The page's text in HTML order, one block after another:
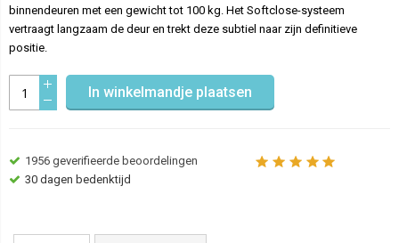
binnendeuren met een gewicht tot 100 kg. Het Softclose-systeem
vertraagt langzaam de deur en trekt deze subtiel naar zijn definitieve
positie.
In winkelmandje plaatsen
1956 geverifieerde beoordelingen
30 dagen bedenktijd